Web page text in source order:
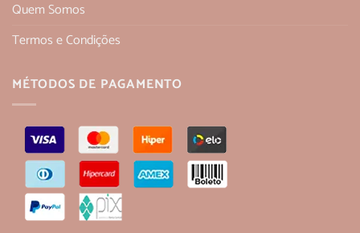
Quem Somos
Termos e Condições
MÉTODOS DE PAGAMENTO